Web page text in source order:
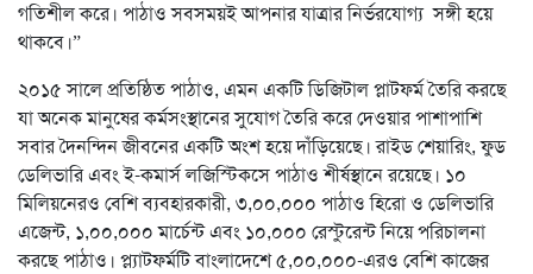
গতিশীল করে। পাঠাও সবসময়ই আপনার যাত্রার নির্ভরযোগ্য সঙ্গী হয়ে
থাকবে।”
২০১৫ সালে প্রতিষ্ঠিত পাঠাও, এমন একটি ডিজিটাল প্লাটফর্ম তৈরি করছে
যা অনেক মানুষের কর্মসংস্থানের সুযোগ তৈরি করে দেওয়ার পাশাপাশি
সবার দৈনন্দিন জীবনের একটি অংশ হয়ে দাঁড়িয়েছে। রাইড শেয়ারিং, ফুড
ডেলিভারি এবং ই-কমার্স লজিস্টিকসে পাঠাও শীর্ষস্থানে রয়েছে। ১০
মিলিয়নেরও বেশি ব্যবহারকারী, ৩,০০,০০০ পাঠাও হিরো ও ডেলিভারি
এজেন্ট, ১,০০,০০০ মার্চেন্ট এবং ১০,০০০ রেস্টুরেন্ট নিয়ে পরিচালনা
করছে পাঠাও। প্ল্যাটফর্মটি বাংলাদেশে ৫,০০,০০০-এরও বেশি কাজের